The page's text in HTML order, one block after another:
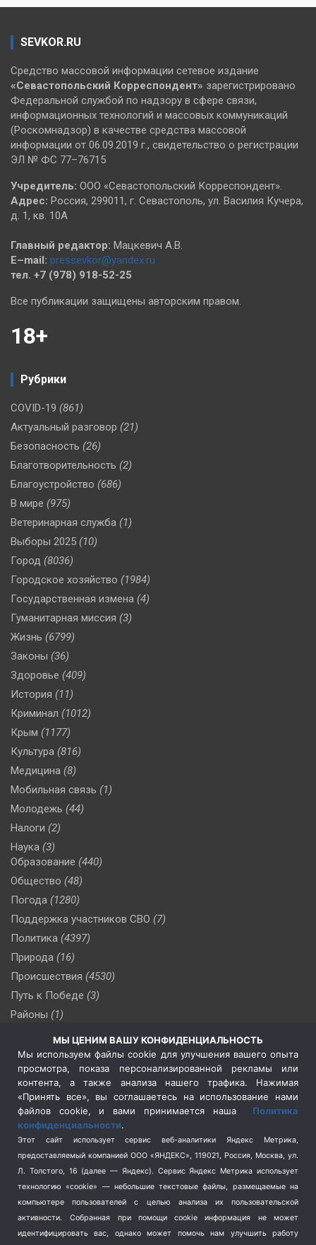
SEVKOR.RU
Средство массовой информации сетевое издание
«Севастопольский Корреспондент» зарегистрировано
Федеральной службой по надзору в сфере связи,
информационных технологий и массовых коммуникаций
(Роскомнадзор) в качестве средства массовой
информации от 06.09.2019 г., свидетельство о регистрации
ЭЛ № ФС 77–76715
Учредитель: ООО «Севастопольский Корреспондент».
Адрес: Россия, 299011, г. Севастополь, ул. Василия Кучера,
д. 1, кв. 10А
Главный редактор: Мацкевич А.В.
E–mail: pressevkor@yandex.ru
тел. +7 (978) 918-52-25
Все публикации защищены авторским правом.
18+
Рубрики
COVID-19 (861)
Актуальный разговор (21)
Безопасность (26)
Благотворительность (2)
Благоустройство (686)
В мире (975)
Ветеринарная служба (1)
Выборы 2025 (10)
Город (8036)
Городское хозяйство (1984)
Государственная измена (4)
Гуманитарная миссия (3)
Жизнь (6799)
Законы (36)
Здоровье (409)
История (11)
Криминал (1012)
Крым (1177)
Культура (816)
Медицина (8)
Мобильная связь (1)
Молодежь (44)
Налоги (2)
Наука (3)
Образование (440)
Общество (48)
Погода (1280)
Поддержка участников СВО (7)
Политика (4397)
Природа (16)
Происшествия (4530)
Путь к Победе (3)
Районы (1)
(510)
Сельское хозяйство (3)
Социальная политика
(3)
Спецоперация в Украине
Спецоперация на Украине
(404)
Спорт (740)
Терроризм (1)
Транспорт (262)
Туризм (178)
Флот (76)
МЫ ЦЕНИМ ВАШУ КОНФИДЕНЦИАЛЬНОСТЬ
Мы используем файлы cookie для улучшения вашего опыта
просмотра, показа персонализированной рекламы или
контента, а также анализа нашего трафика. Нажимая
«Принять все», вы соглашаетесь на использование нами
файлов cookie, и вами принимается наша Политика
конфиденциальности.
Этот сайт использует сервис веб-аналитики Яндекс Метрика,
предоставляемый компанией ООО «ЯНДЕКС», 119021, Россия, Москва, ул.
Л. Толстого, 16 (далее — Яндекс). Сервис Яндекс Метрика использует
технологию «cookie» — небольшие текстовые файлы, размещаемые на
компьютере пользователей с целью анализа их пользовательской
активности.
Собранная при помощи cookie информация не может
идентифицировать вас, однако может помочь нам улучшить работу